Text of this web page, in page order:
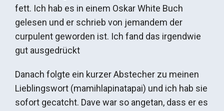
fett. Ich hab es in einem Oskar White Buch
gelesen und er schrieb von jemandem der
curpulent geworden ist. Ich fand das irgendwie
gut ausgedrückt
Danach folgte ein kurzer Abstecher zu meinen
Lieblingswort (mamihlapinatapai) und ich hab sie
sofort gecatcht. Dave war so angetan, dass er es